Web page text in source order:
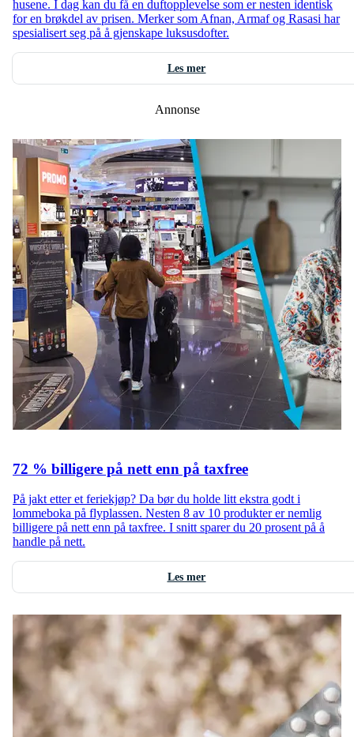
husene. I dag kan du få en duftopplevelse som er nesten identisk
for en brøkdel av prisen. Merker som Afnan, Armaf og Rasasi har
spesialisert seg på å gjenskape luksusdofter.
Les mer
Annonse
72 % billigere på nett enn på taxfree
På jakt etter et feriekjøp? Da bør du holde litt ekstra godt i
lommeboka på flyplassen. Nesten 8 av 10 produkter er nemlig
billigere på nett enn på taxfree. I snitt sparer du 20 prosent på å
handle på nett.
Les mer